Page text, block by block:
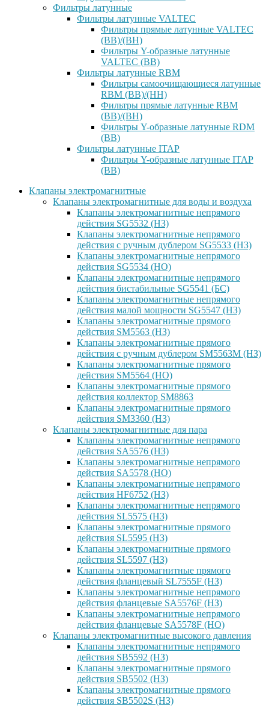
Фильтры латунные
Фильтры латунные VALTEC
Фильтры прямые латунные VALTEC
(ВВ)/(ВН)
Фильтры Y-образные латунные
VALTEC (ВВ)
Фильтры латунные RBM
Фильтры самоочищающиеся латунные
RBM (ВВ)/(НН)
Фильтры прямые латунные RBM
(ВВ)/(ВН)
Фильтры Y-образные латунные RDM
(ВВ)
Фильтры латунные ITAP
Фильтры Y-образные латунные ITAP
(ВВ)
Клапаны электромагнитные
Клапаны электромагнитные для воды и воздуха
Клапаны электромагнитные непрямого
действия SG5532 (НЗ)
Клапаны электромагнитные непрямого
действия с ручным дублером SG5533 (НЗ)
Клапаны электромагнитные непрямого
действия SG5534 (НО)
Клапаны электромагнитные непрямого
действия бистабильные SG5541 (БС)
Клапаны электромагнитные непрямого
действия малой мощности SG5547 (НЗ)
Клапаны электромагнитные прямого
действия SM5563 (НЗ)
Клапаны электромагнитные прямого
действия с ручным дублером SM5563M (НЗ)
Клапаны электромагнитные прямого
действия SM5564 (НО)
Клапаны электромагнитные прямого
дейcтвия коллектор SM8863
Клапаны электромагнитные прямого
действия SM3360 (НЗ)
Клапаны электромагнитные для пара
Клапаны электромагнитные непрямого
действия SA5576 (НЗ)
Клапаны электромагнитные непрямого
действия SA5578 (НО)
Клапаны электромагнитные непрямого
действия HF6752 (НЗ)
Клапаны электромагнитные непрямого
действия SL5575 (НЗ)
Клапаны электромагнитные прямого
действия SL5595 (НЗ)
Клапаны электромагнитные прямого
действия SL5597 (НЗ)
Клапаны электромагнитные прямого
действия фланцевый SL7555F (НЗ)
Клапаны электромагнитные непрямого
действия фланцевые SA5576F (НЗ)
Клапаны электромагнитные непрямого
действия фланцевые SA5578F (НО)
Клапаны электромагнитные высокого давления
Клапаны электромагнитные непрямого
действия SB5592 (НЗ)
Клапаны электромагнитные прямого
действия SB5502 (НЗ)
Клапаны электромагнитные прямого
действия SB5502S (НЗ)